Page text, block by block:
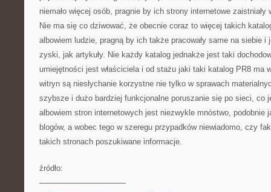
niemało więcej osób, pragnie by ich strony internetowe
Nie ma się co dziwować, że obecnie coraz to więcej takich
albowiem ludzie, pragną by ich także pracowały same na siebie i
zyski, jak artykuły. Nie każdy katalog jednakże jest taki
umiejętności jest właściciela i od stażu jaki taki katalog PR8 ma
witryn są niesłychanie korzystne nie tylko w sprawach
szybsze i dużo bardziej funkcjonalne poruszanie się po sieci, co
albowiem stron internetowych jest niezwykle mnóstwo, podobnie
blogów, a wobec tego w szeregu przypadków niewiadomo, czy
takich stronach poszukiwane informacje.
źródło:
———————————